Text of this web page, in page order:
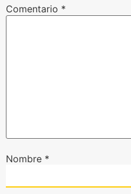
Comentario *
Nombre *